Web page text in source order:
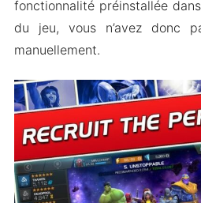
fonctionnalité préinstallée
du jeu, vous n’avez donc
manuellement.